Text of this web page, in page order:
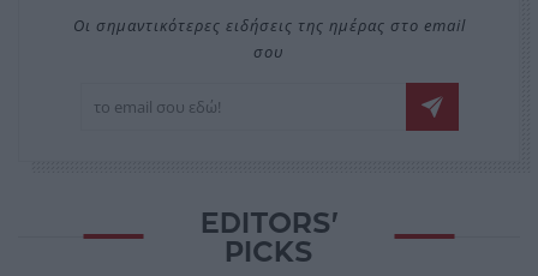
Οι σημαντικότερες ειδήσεις της ημέρας στο email
σου
EDITORS'